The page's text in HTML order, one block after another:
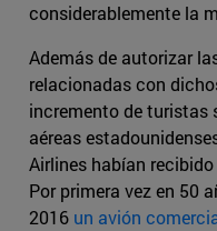
considerablemente la
Además de autorizar
relacionadas con
incremento de turistas
aéreas
Airlines habían
Por primera vez en 50
2016 un avión